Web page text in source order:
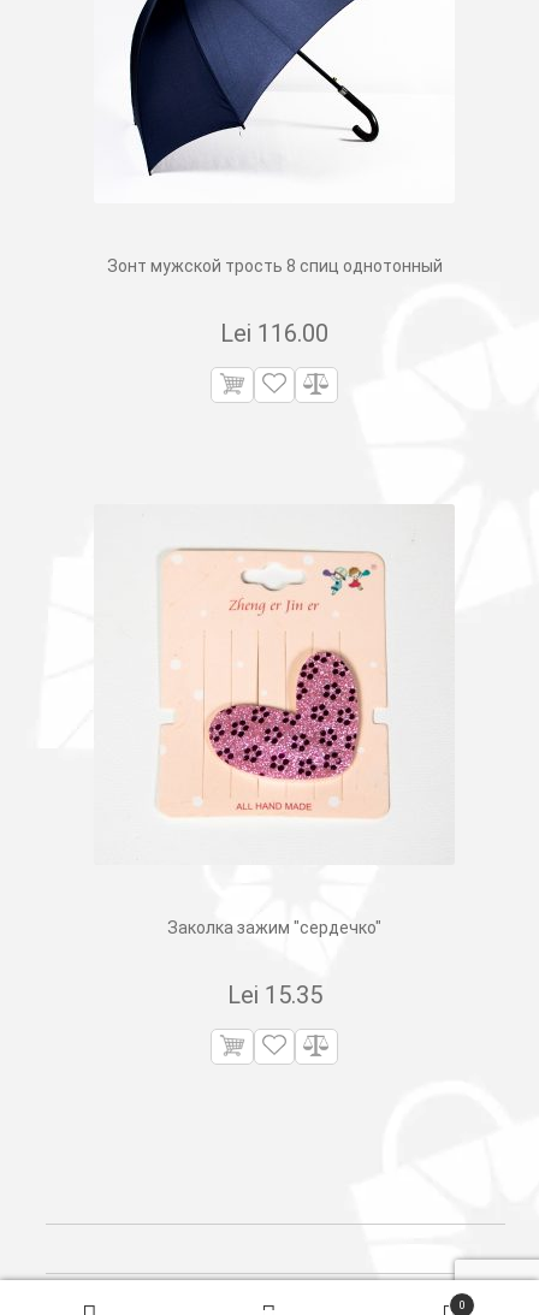
Зонт мужской трость 8 спиц однотонный
Lei 116.00
Заколка зажим "сердечко"
Lei 15.35
0